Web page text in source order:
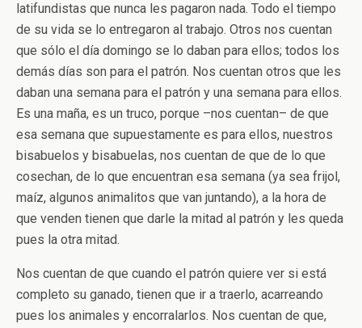
latifundistas que nunca les pagaron nada. Todo el tiempo
de su vida se lo entregaron al trabajo. Otros nos cuentan
que sólo el día domingo se lo daban para ellos; todos los
demás días son para el patrón. Nos cuentan otros que les
daban una semana para el patrón y una semana para ellos.
Es una maña, es un truco, porque –nos cuentan– de que
esa semana que supuestamente es para ellos, nuestros
bisabuelos y bisabuelas, nos cuentan de que de lo que
cosechan, de lo que encuentran esa semana (ya sea frijol,
maíz, algunos animalitos que van juntando), a la hora de
que venden tienen que darle la mitad al patrón y les queda
pues la otra mitad.
Nos cuentan de que cuando el patrón quiere ver si está
completo su ganado, tienen que ir a traerlo, acarreando
pues los animales y encorralarlos. Nos cuentan de que,